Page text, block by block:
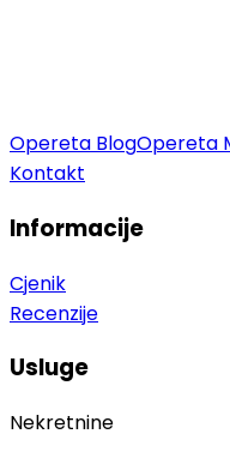
Opereta BlogOpereta
Kontakt
Informacije
Cjenik
Recenzije
Usluge
Nekretnine